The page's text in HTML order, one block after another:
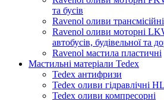
та бусів
Ravenol оливи трансмісійні
Ravenol оливи моторні
автобусів, будівельної та
Ravenol мастила пластичні
Мастильні матеріали Tedex
Tedex антифризи
Tedex оливи гідравлічні
Tedex оливи компресорні